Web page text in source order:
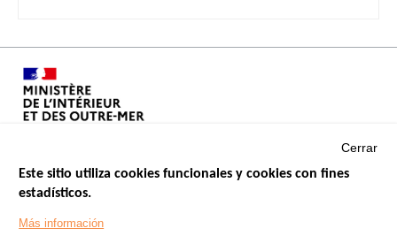
Footer
Cerrar
Este sitio utiliza cookies funcionales y cookies con fines
estadísticos.
Más información